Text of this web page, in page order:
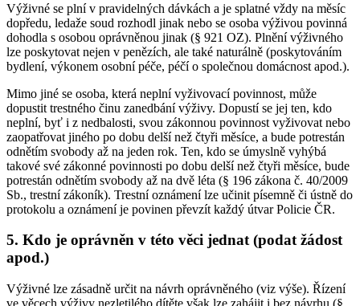
Výživné se plní v pravidelných dávkách a je splatné vždy na měsíc
dopředu, ledaže soud rozhodl jinak nebo se osoba výživou povinná
dohodla s osobou oprávněnou jinak (§ 921 OZ). Plnění výživného
lze poskytovat nejen v penězích, ale také naturálně (poskytováním
bydlení, výkonem osobní péče, péčí o společnou domácnost apod.).
Mimo jiné se osoba, která neplní vyživovací povinnost, může
dopustit trestného činu zanedbání výživy. Dopustí se jej ten, kdo
neplní, byť i z nedbalosti, svou zákonnou povinnost vyživovat nebo
zaopatřovat jiného po dobu delší než čtyři měsíce, a bude potrestán
odnětím svobody až na jeden rok. Ten, kdo se úmyslně vyhýbá
takové své zákonné povinnosti po dobu delší než čtyři měsíce, bude
potrestán odnětím svobody až na dvě léta (§ 196 zákona č. 40/2009
Sb., trestní zákoník). Trestní oznámení lze učinit písemně či ústně do
protokolu a oznámení je povinen převzít každý útvar Policie ČR.
5. Kdo je oprávněn v této věci jednat (podat žádost
apod.)
Výživné lze zásadně určit na návrh oprávněného (viz výše). Řízení